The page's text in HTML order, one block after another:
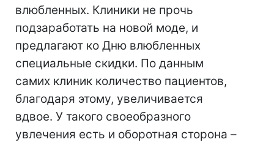
влюбленных. Клиники не прочь
подзаработать на новой моде, и
предлагают ко Дню влюбленных
специальные скидки. По данным
самих клиник количество пациентов,
благодаря этому, увеличивается
вдвое. У такого своеобразного
увлечения есть и оборотная сторона –